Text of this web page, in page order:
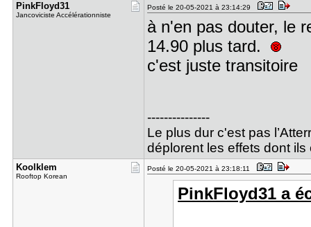
PinkFloyd3​1
Jancoviciste Accélérationniste
Posté le 20-05-2021 à 23:14:29
à n'en pas douter, le
14.90 plus tard.
c'est juste transitoire
---------------
Le plus dur c'est pas
déplorent les effets dont
Koolklem
Rooftop Korean
Posté le 20-05-2021 à 23:18:11
PinkFloyd31 a